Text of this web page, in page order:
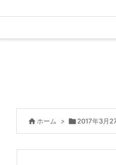
 ホーム > 2017年3月